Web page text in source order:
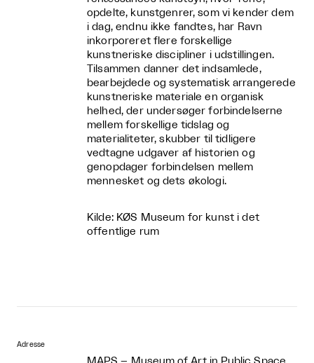
opdelte, kunstgenrer, som vi kender dem
i dag, endnu ikke fandtes, har Ravn
inkorporeret flere forskellige
kunstneriske discipliner i udstillingen.
Tilsammen danner det indsamlede,
bearbejdede og systematisk arrangerede
kunstneriske materiale en organisk
helhed, der undersøger forbindelserne
mellem forskellige tidslag og
materialiteter, skubber til tidligere
vedtagne udgaver af historien og
genopdager forbindelsen mellem
mennesket og dets økologi.
Kilde: KØS Museum for kunst i det
offentlige rum
Adresse